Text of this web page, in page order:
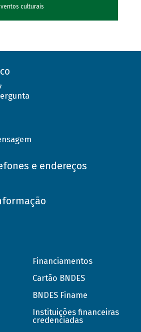
culturais
e endereços
Financiamentos
Cartão BNDES
BNDES Finame
Instituições financeiras
credenciadas